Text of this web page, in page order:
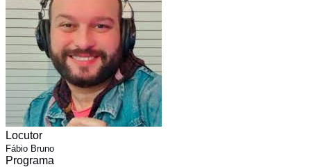
Locutor
Fábio Bruno
Programa